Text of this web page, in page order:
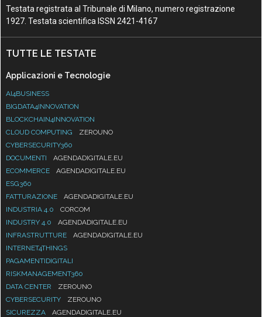
Testata registrata al Tribunale di Milano, numero registrazione
1927. Testata scientifica ISSN 2421-4167
TUTTE LE TESTATE
Applicazioni e Tecnologie
AI4BUSINESS
BIGDATA4INNOVATION
BLOCKCHAIN4INNOVATION
CLOUD COMPUTING
ZEROUNO
CYBERSECURITY360
DOCUMENTI
AGENDADIGITALE.EU
ECOMMERCE
AGENDADIGITALE.EU
ESG360
FATTURAZIONE
AGENDADIGITALE.EU
INDUSTRIA 4.0
CORCOM
INDUSTRY 4.0
AGENDADIGITALE.EU
INFRASTRUTTURE
AGENDADIGITALE.EU
INTERNET4THINGS
PAGAMENTIDIGITALI
RISKMANAGEMENT360
DATA CENTER
ZEROUNO
CYBERSECURITY
ZEROUNO
SICUREZZA
AGENDADIGITALE.EU